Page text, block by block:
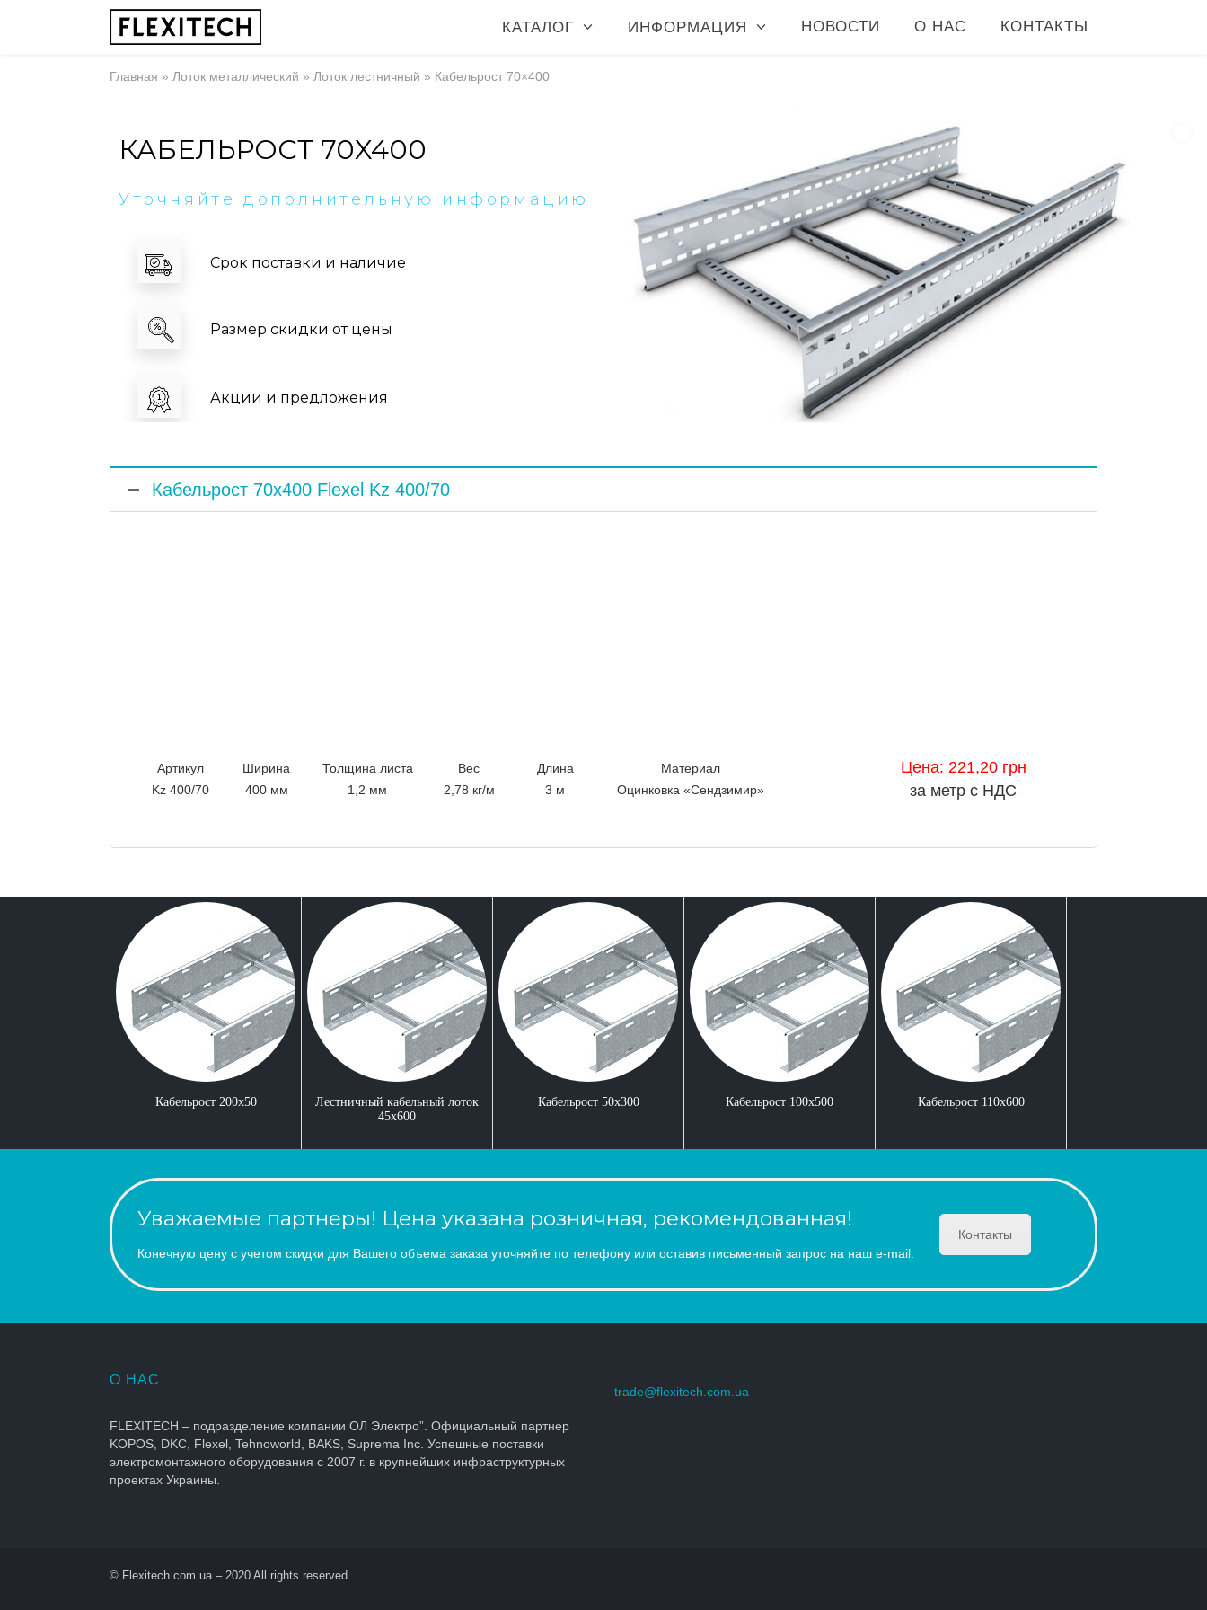
КАТАЛОГ ИНФОРМАЦИЯ НОВОСТИ О НАС КОНТАКТЫ
Главная » Лоток металлический » Лоток лестничный » Кабельрост 70×400
КАБЕЛЬРОСТ 70X400
Уточняйте дополнительную информацию
Срок поставки и наличие
Размер скидки от цены
Акции и предложения
Кабельрост 70x400 Flexel Kz 400/70
Артикул Ширина Толщина листа Вес Длина
Материал
Kz 400/70
400 мм 1,2 мм 2,78 кг/м 3 м Оцинковка «Сендзимир»
Цена: 221,20 грн
за метр с НДС
Кабельрост 200x50
Лестничный кабельный лоток
45x600
Кабельрост 50x300 Кабельрост 100x500 Кабельрост 110x600
Уважаемые партнеры! Цена указана розничная, рекомендованная!
Конечную цену с учетом скидки для Вашего объема заказа уточняйте по телефону или оставив письменный запрос на наш e-mail.
Контакты
О НАС
FLEXITECH – подразделение компании ОЛ Электро”. Официальный партнер
KOPOS, DKC, Flexel, Tehnoworld, BAKS, Suprema Inc. Успешные поставки
электромонтажного оборудования с 2007 г. в крупнейших инфраструктурных
проектах Украины.
trade@flexitech.com.ua
© Flexitech.com.ua – 2020 All rights reserved.